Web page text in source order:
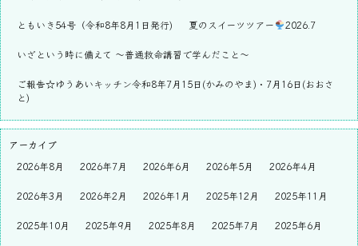
ともいき54号（令和8年8月1日発行) 夏のスイーツツアー 2026.7
いざという時に備えて ～普通救命講習で学んだこと～
ご報告☆ゆうあいキッチン令和8年7月15日(かみのやま)・7月16日(おおさ
と)
アーカイブ
2026年8月
2026年7月 2026年6月 2026年5月 2026年4月
2026年3月 2026年2月 2026年1月 2025年12月 2025年11月
2025年10月 2025年9月 2025年8月 2025年7月 2025年6月